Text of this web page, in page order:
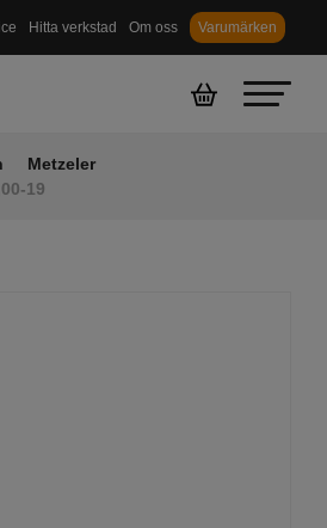
Hitta verkstad Om oss Varumärken
Metzeler
19